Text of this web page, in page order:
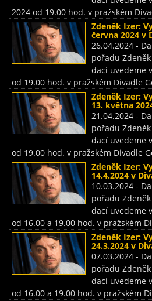
2024 od 19.00 hod. v pražském
Zdeněk Izer:
června 2024 v
26.04.2024 -
pořadu
dací uvedeme
od 19.00 hod. v pražském Divadle
Zdeněk Izer:
13. května
21.04.2024 -
pořadu
dací uvedeme
od 19.00 hod. v pražském Divadle
Zdeněk Izer:
14.4.2024 v
10.03.2024 -
pořadu
dací uvedeme
od 16.00 a 19.00 hod. v pražském
Zdeněk Izer:
24.3.2024 v
07.03.2024 -
pořadu
dací uvedeme
od 16.00 a 19.00 hod. v pražském